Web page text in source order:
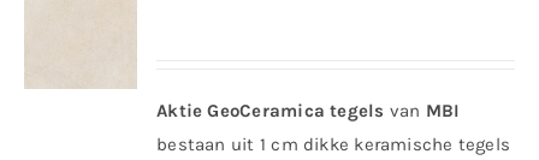
Aktie GeoCeramica tegels van MBI
bestaan uit 1 cm dikke keramische tegels